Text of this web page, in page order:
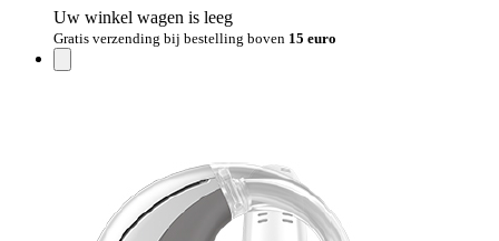
Uw winkel wagen is leeg
Gratis verzending bij bestelling boven 15 euro